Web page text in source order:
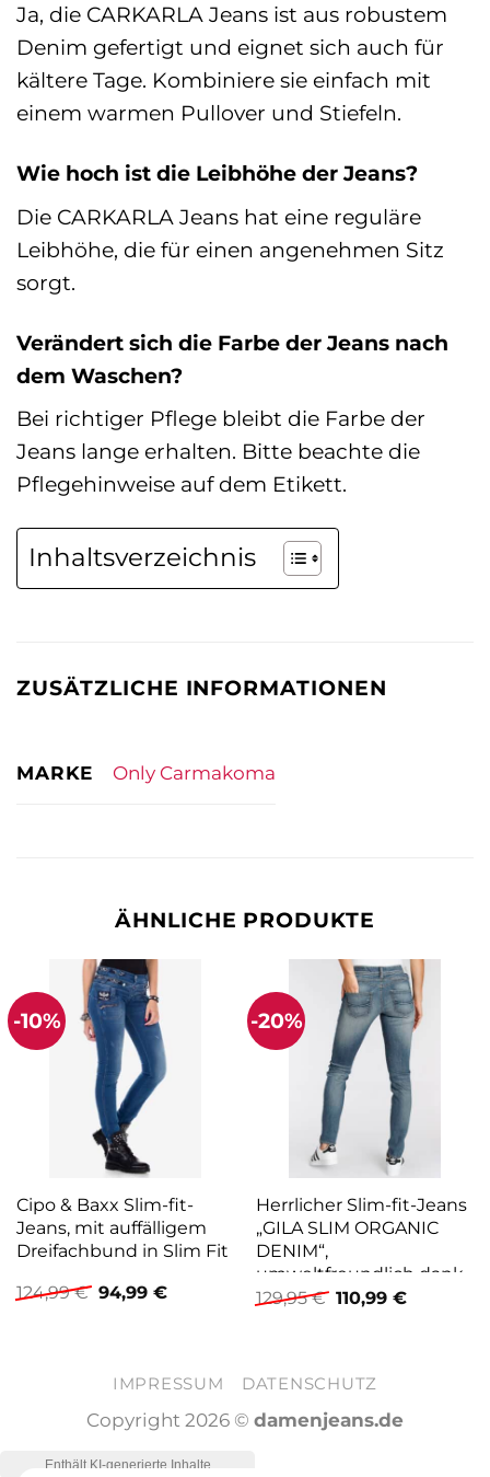
Ja, die CARKARLA Jeans ist aus robustem
Denim gefertigt und eignet sich auch für
kältere Tage. Kombiniere sie einfach mit
einem warmen Pullover und Stiefeln.
Wie hoch ist die Leibhöhe der Jeans?
Die CARKARLA Jeans hat eine reguläre
Leibhöhe, die für einen angenehmen Sitz
sorgt.
Verändert sich die Farbe der Jeans nach
dem Waschen?
Bei richtiger Pflege bleibt die Farbe der
Jeans lange erhalten. Bitte beachte die
Pflegehinweise auf dem Etikett.
Inhaltsverzeichnis
ZUSÄTZLICHE INFORMATIONEN
MARKE Only Carmakoma
ÄHNLICHE PRODUKTE
-10%
Cipo & Baxx Slim-fit-
Jeans, mit auffälligem
Dreifachbund in Slim Fit
124,99€ Ursprünglicher
Preis
94,99 €Aktueller
-20%
Herrlicher Slim-fit-Jeans
„GILA SLIM ORGANIC
DENIM“,
umweltfreundlich dank
Kitotex Technology
129,95€ Ursprünglicher
Preis
110,99 €Aktueller
IMPRESSUM DATENSCHUTZ
Copyright 2026 © damenjeans.de